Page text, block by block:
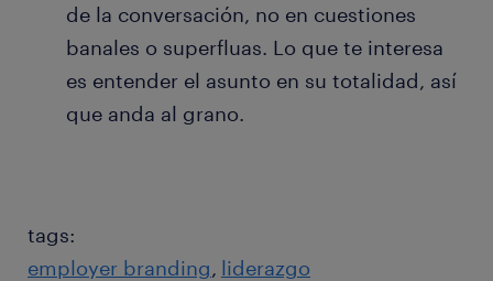
de la conversación, no en cuestiones
banales o superfluas. Lo que te interesa
es entender el asunto en su totalidad, así
que anda al grano.
tags:
employer branding liderazgo